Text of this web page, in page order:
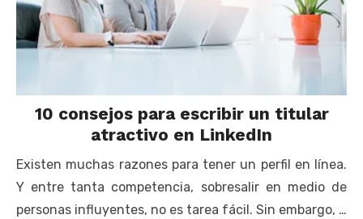
10 consejos para escribir un titular
atractivo en LinkedIn
Existen muchas razones para tener un perfil en línea.
Y entre tanta competencia, sobresalir en medio de
personas influyentes, no es tarea fácil. Sin embargo, …